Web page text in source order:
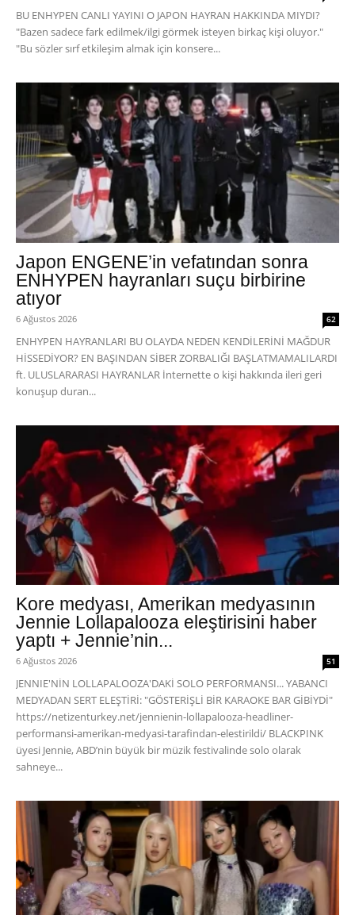
BU ENHYPEN CANLI YAYINI O JAPON HAYRAN HAKKINDA MIYDI?
"Bazen sadece fark edilmek/ilgi görmek isteyen birkaç kişi oluyor."
"Bu sözler sırf etkileşim almak için konsere...
Japon ENGENE’in vefatından sonra
ENHYPEN hayranları suçu birbirine
atıyor
6 Ağustos 2026 62
ENHYPEN HAYRANLARI BU OLAYDA NEDEN KENDİLERİNİ MAĞDUR
HİSSEDİYOR? EN BAŞINDAN SİBER ZORBALIĞI BAŞLATMAMALILARDI
ft. ULUSLARARASI HAYRANLAR İnternette o kişi hakkında ileri geri
konuşup duran...
Kore medyası, Amerikan medyasının
Jennie Lollapalooza eleştirisini haber
yaptı + Jennie’nin...
6 Ağustos 2026 51
JENNIE'NİN LOLLAPALOOZA'DAKİ SOLO PERFORMANSI... YABANCI
MEDYADAN SERT ELEŞTİRİ: "GÖSTERİŞLİ BİR KARAOKE BAR GİBİYDİ"
https://netizenturkey.net/jennienin-lollapalooza-headliner-
performansi-amerikan-medyasi-tarafindan-elestirildi/ BLACKPINK
üyesi Jennie, ABD’nin büyük bir müzik festivalinde solo olarak
sahneye...